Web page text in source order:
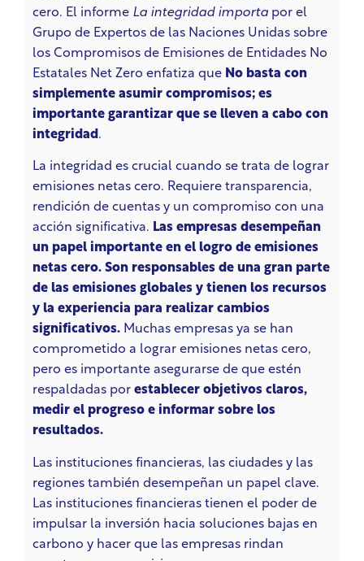
cero. El informe La integridad importa por el
Grupo de Expertos de las Naciones Unidas sobre
los Compromisos de Emisiones de Entidades No
Estatales Net Zero enfatiza que No basta con
simplemente asumir compromisos; es
importante garantizar que se lleven a cabo con
integridad .
La integridad es crucial cuando se trata de lograr
emisiones netas cero. Requiere transparencia,
rendición de cuentas y un compromiso con una
acción significativa. Las empresas desempeñan
un papel importante en el logro de emisiones
netas cero. Son responsables de una gran parte
de las emisiones globales y tienen los recursos
y la experiencia para realizar cambios
significativos. Muchas empresas ya se han
comprometido a lograr emisiones netas cero,
pero es importante asegurarse de que estén
respaldadas por establecer objetivos claros,
medir el progreso e informar sobre los
resultados.
Las instituciones financieras, las ciudades y las
regiones también desempeñan un papel clave.
Las instituciones financieras tienen el poder de
impulsar la inversión hacia soluciones bajas en
carbono y hacer que las empresas rindan